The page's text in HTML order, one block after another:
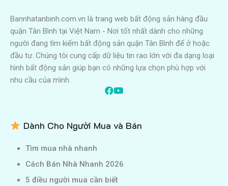
Bannhatanbinh.com.vn là trang web bất động sản hàng đầu
quận Tân Bình tại Việt Nam - Nơi tốt nhất dành cho những
người đang tìm kiếm bất động sản quận Tân Bình để ở hoặc
đầu tư. Chúng tôi cung cấp dữ liệu tin rao lớn với đa dạng loại
hình bất động sản giúp bạn có những lựa chọn phù hợp với
nhu cầu của mình.
Dành Cho Người Mua và Bán
Tìm mua nhà nhanh
Cách Bán Nhà Nhanh 2026
5 điều người mua cần biết